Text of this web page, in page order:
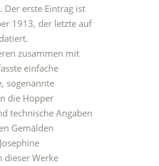
Der erste Eintrag ist
1913, der letzte auf
zusammen mit
einfache
sogenannte
die Hopper
technische Angaben
Gemälden
dieser Werke